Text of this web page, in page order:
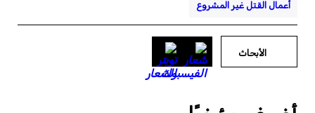
أعمال القتل غير المشروع
الأبحاث